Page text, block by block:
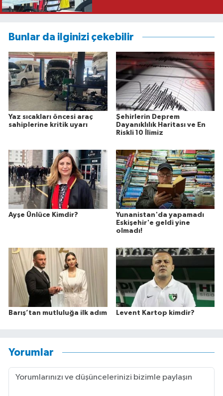
Bunlar da ilginizi çekebilir
Yaz sıcakları öncesi araç
sahiplerine kritik uyarı
Şehirlerin Deprem
Dayanıklılık Haritası ve En
Riskli 10 İlimiz
Ayşe Ünlüce Kimdir?
Yunanistan'da yapamadı
Eskişehir'e geldi yine
olmadı!
Barış’tan mutluluğa ilk adım Levent Kartop kimdir?
Yorumlar